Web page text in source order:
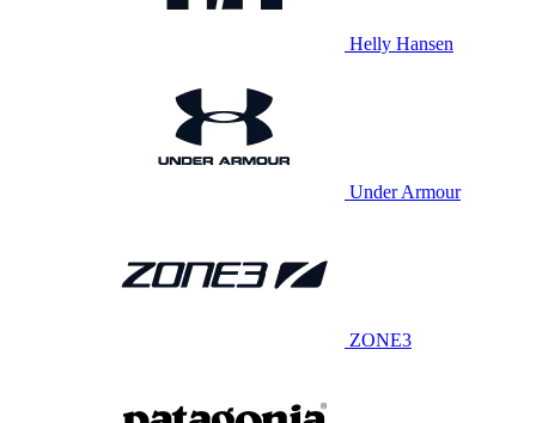
Helly Hansen
Under Armour
ZONE3